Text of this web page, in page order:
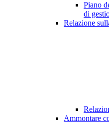
Piano
di
Relazione
Ammontare